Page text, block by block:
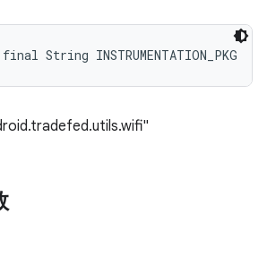
String INSTRUMENTATION_PKG